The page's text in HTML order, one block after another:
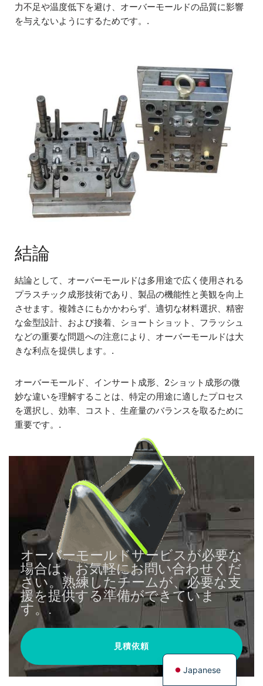
力不足や温度低下を避け、オーバーモールドの品質に影響
を与えないようにするためです。.
結論
結論として、オーバーモールドは多用途で広く使用される
プラスチック成形技術であり、製品の機能性と美観を向上
させます。複雑さにもかかわらず、適切な材料選択、精密
な金型設計、および接着、ショートショット、フラッシュ
などの重要な問題への注意により、オーバーモールドは大
きな利点を提供します。.
オーバーモールド、インサート成形、2ショット成形の微
妙な違いを理解することは、特定の用途に適したプロセス
を選択し、効率、コスト、生産量のバランスを取るために
重要です。.
オーバーモールドサービスが必要な
場合は、お気軽にお問い合わせくだ
さい。熟練したチームが、必要な支
援を提供する準備ができていま
す。.
見積依頼
Japanese